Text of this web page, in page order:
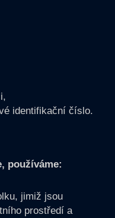
identifikační číslo.
používáme:
jimiž jsou
prostředí a